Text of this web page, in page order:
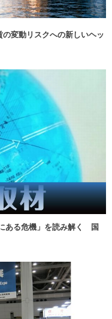
変動リスクへの新しいヘッ
ある危機」を読み解く 国